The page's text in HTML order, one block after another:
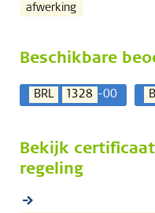
afwerking
Beschikbare
BRL 1328 -00
Bekijk
regeling